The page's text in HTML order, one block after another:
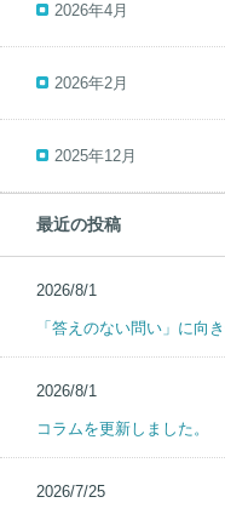
2026年4月
2026年2月
2025年12月
最近の投稿
2026/8/1
「答えのない問い」に
2026/8/1
コラムを更新しました。
2026/7/25